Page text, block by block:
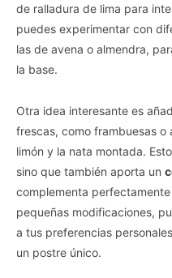
de ralladura de lima para
puedes experimentar con
las de avena o almendra,
la base.
Otra idea interesante es
frescas, como frambuesas o
limón y la nata montada.
sino que también aporta un
complementa
pequeñas modificaciones,
a tus preferencias
un postre único.